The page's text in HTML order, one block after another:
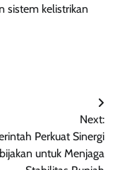
sistem kelistrikan
Next:
Perkuat Sinergi
untuk Menjaga